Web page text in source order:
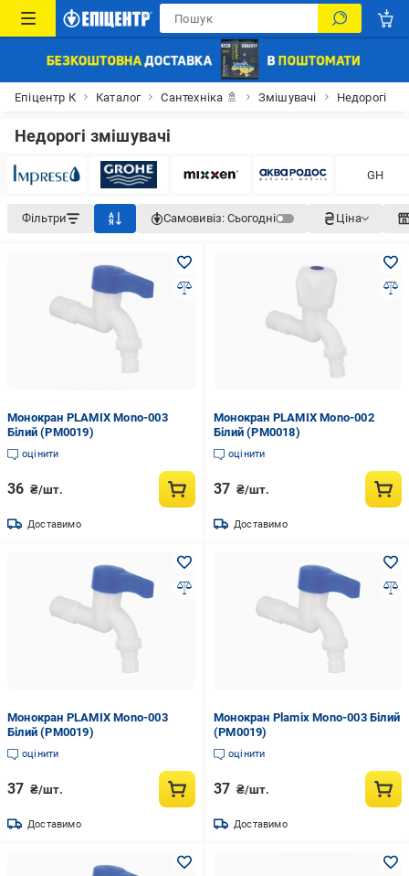
Епіцентр К Каталог Сантехніка 🚿 Змішувачі Недорогі
Недорогі змішувачі
GH
Фільтри Самовивіз: Сьогодні Ціна
Монокран PLAMIX Mono-003
Білий (PM0019)
оцінити
36 ₴/шт.
Доставимо
Монокран PLAMIX Mono-002
Білий (PM0018)
оцінити
37 ₴/шт.
Доставимо
Монокран PLAMIX Mono-003
Білий (PM0019)
оцінити
37 ₴/шт.
Доставимо
Монокран Plamix Mono-003 Білий
(PM0019)
оцінити
37 ₴/шт.
Доставимо